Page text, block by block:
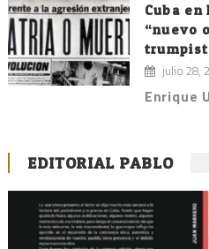
Cuba
“nuevo
julio 28,
Enrique
EDITORIAL PABLO